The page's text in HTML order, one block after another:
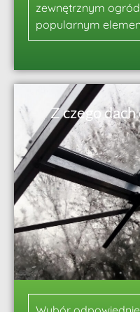
zewnętrznym
popularnym
Z czego